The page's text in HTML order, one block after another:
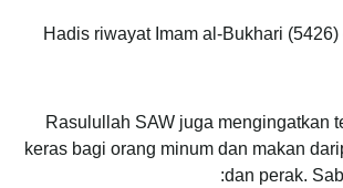
Hadis riwayat Imam al-Bukhari (5426)
Rasulullah SAW juga mengingatkan
keras bagi orang minum dan makan
dan perak.